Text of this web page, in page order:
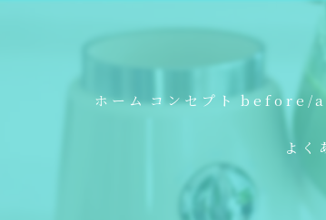
ホーム コンセプト before/
よく